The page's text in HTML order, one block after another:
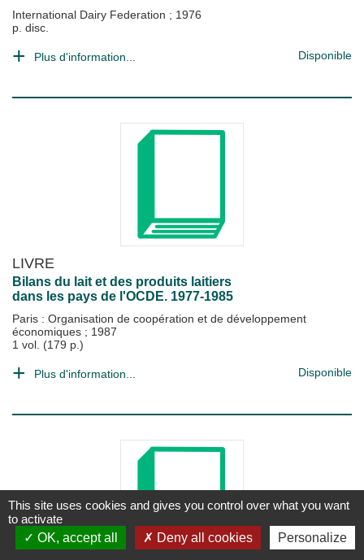
International Dairy Federation ; 1976
p. disc.
Plus d'information... Disponible
LIVRE
Bilans du lait et des produits laitiers
dans les pays de l'OCDE. 1977-1985
Paris : Organisation de coopération et de développement
économiques ; 1987
1 vol. (179 p.)
Plus d'information... Disponible
This site uses cookies and gives you control over what you want
to activate
OK, accept all
Deny all cookies Personalize